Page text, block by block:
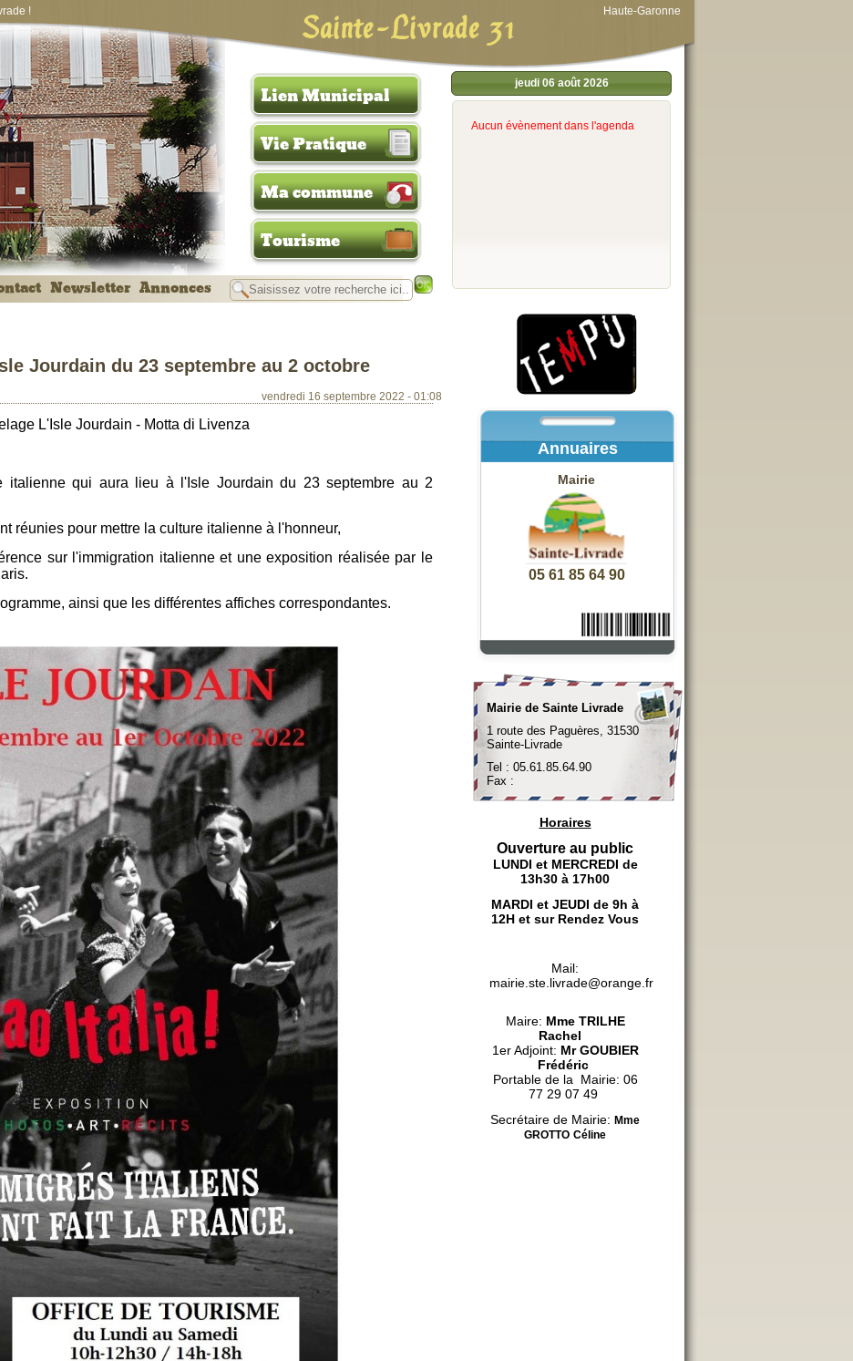
! Sainte-Livrade 31 Haute-Garonne
Newsletter Annonces
Lien Municipal
Vie Pratique
Ma commune
Tourisme
jeudi 06 août 2026
Aucun évènement dans l'agenda
Jourdain du 23 septembre au 2 octobre
vendredi 16 septembre 2022 - 01:08
L'Isle Jourdain - Motta di Livenza
italienne qui aura lieu à l'Isle Jourdain du 23 septembre au 2
réunies pour mettre la culture italienne à l'honneur,
sur l'immigration italienne et une exposition réalisée par le
ainsi que les différentes affiches correspondantes.
Annuaires
Mairie
05 61 85 64 90
Mairie de Sainte Livrade
1 route des Paguères, 31530
Sainte-Livrade
Tel : 05.61.85.64.90
Fax :
Horaires
Ouverture au public
LUNDI et MERCREDI de
13h30 à 17h00
MARDI et JEUDI de 9h à
12H et sur Rendez Vous
Mail:
mairie.ste.livrade@orange.fr
Maire: Mme TRILHE
Rachel
1er Adjoint: Mr GOUBIER
Frédéric
Portable de la Mairie: 06
77 29 07 49
Secrétaire de Mairie: Mme
GROTTO Céline